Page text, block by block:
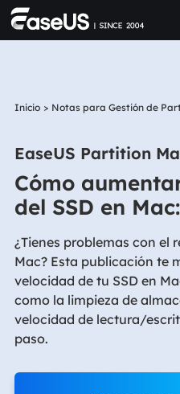
Inicio > Notas para Gestión de
EaseUS Partition
Cómo
del SSD en
¿Tienes problemas con el
Mac? Esta publicación te
velocidad de tu SSD en
como la limpieza de
velocidad de lectura/
paso.